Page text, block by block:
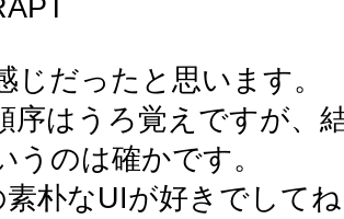
じだったと思います。
序はうろ覚えですが、
うのは確かです。
素朴なUIが好きでして